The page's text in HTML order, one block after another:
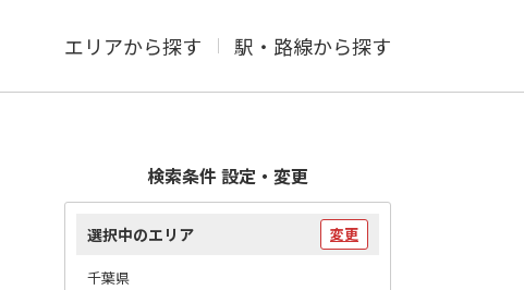
エリアから探す 駅・路線から探す
検索条件 設定・変更
選択中のエリア 変更
千葉県